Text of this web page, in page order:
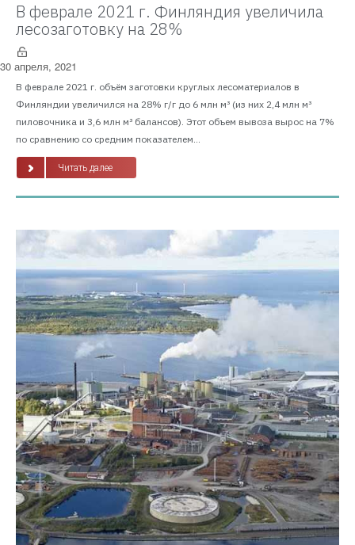
В феврале 2021 г. Финляндия увеличила
лесозаготовку на 28%
30 апреля, 2021
В феврале 2021 г. объём заготовки круглых лесоматериалов в
Финляндии увеличился на 28% г/г до 6 млн м³ (из них 2,4 млн м³
пиловочника и 3,6 млн м³ балансов). Этот объем вывоза вырос на 7%
по сравнению со средним показателем...
Читать далее